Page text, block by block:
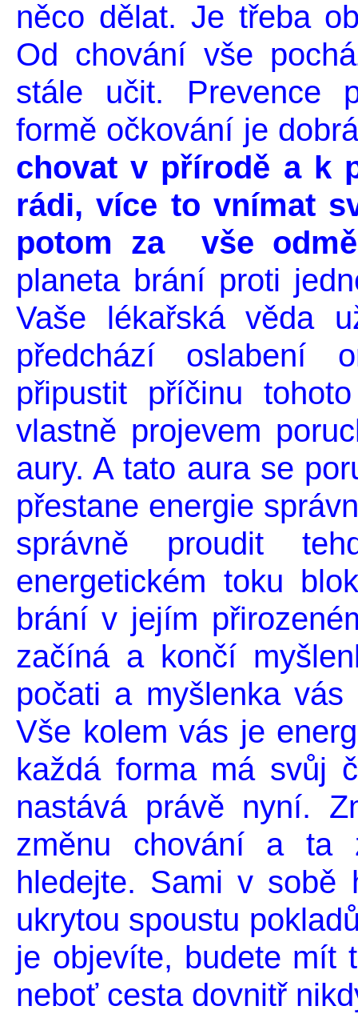
něco dělat. Je třeba
Od chování vše
stále učit. Prevence
formě očkování je
chovat v přírodě a k
rádi, více to vnímat
potom za vše
planeta brání proti
Vaše lékařská věda
předchází oslabení
připustit příčinu
vlastně projevem
aury. A tato aura se
přestane energie
správně proudit
energetickém toku
brání v jejím
začíná a končí
počati a myšlenka
Vše kolem vás je
každá forma má svůj
nastává právě nyní.
změnu chování a ta
hledejte. Sami v sobě
ukrytou spoustu
je objevíte, budete mít
neboť cesta dovnitř